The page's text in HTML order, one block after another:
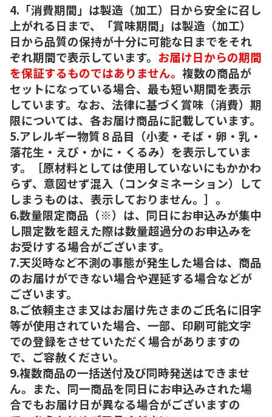
4.「消費期間」は製造（加工）日から安全に召し
上がれる日まで、「賞味期間」は製造（加工）
日から品質の保持が十分に可能な日までをそれ
ぞれ期間で表示しています。 お届け日からの期間
を保証するものではありません。 複数の商品が
セットになっている場合、最も短い期間を表示
しています。なお、法律に基づく賞味（消費）期
限については、各お届け商品に記載しています。
5.アレルギー物質８品目（小麦・そば・卵・乳・
落花生・えび・かに・くるみ）を表示していま
す。［原材料としては使用していないにもかかわ
らず、意図せず混入（コンタミネーション）して
しまうものは、表示しておりません。］。
6.数量限定商品（※）は、同日にお申込みが集中
し限定数を超えた際は数量超過分のお申込みを
お受けする場合がございます。
7.天災時など不測の事態が発生した場合は、商品
のお届けができない場合や遅延する場合などが
ございます。
8.ご依頼主さま又はお届け先さまのご氏名に旧字
等が使用されていた場合、一部、印刷可能文字
での登録をさせていただく場合がありますの
で、ご容赦ください。
9.複数商品の一括送付及び同時発送はできませ
ん。また、同一商品を同日にお申込みされた場
合でもお届け日が異なる場合がございますの